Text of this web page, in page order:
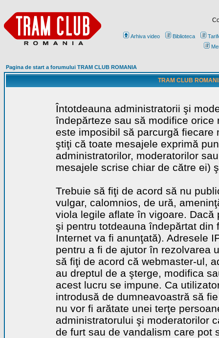
Arhiva video Biblioteca
Pagina de start a forumului TRAM CLUB ROMANIA
TRAM CLUB
Întotdeauna administratorii şi
îndepărteze sau să modifice
este imposibil să parcurgă
ştiţi că toate mesajele exprimă
administratorilor, moderatorilor
mesajele scrise chiar de către ei)
Trebuie să fiţi de acord să nu
vulgar, calomnios, de ură,
viola legile aflate în vigoare.
şi pentru totdeauna îndepărtat
Internet va fi anunţată). Adresele
pentru a fi de ajutor în rezolvarea
să fiţi de acord că webmaster-ul,
au dreptul de a şterge, modifica
acest lucru se impune. Ca
introdusă de dumneavoastră să
nu vor fi arătate unei terţe
administratorului şi moderatorilor
de furt sau de vandalism care pot